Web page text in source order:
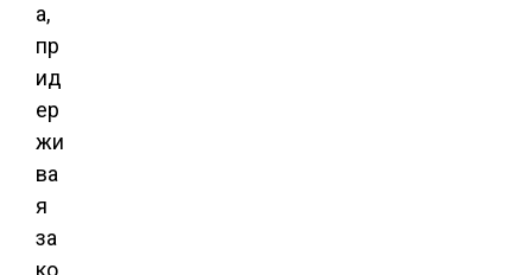
а,
пр
ид
ер
жи
ва
я
за